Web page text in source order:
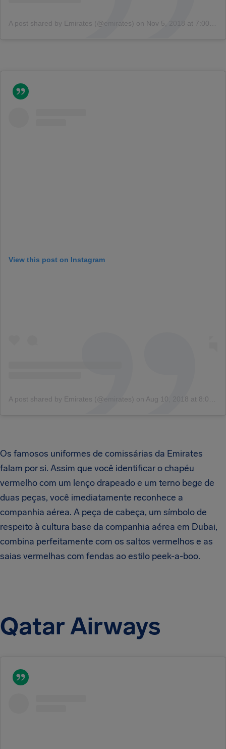
A post shared by Emirates (@emirates) on Nov 5, 2018 at 7:00am PST
View this post on Instagram
A post shared by Emirates (@emirates) on Aug 10, 2018 at 8:08am PDT
Os famosos uniformes de comissárias da Emirates
falam por si. Assim que você identificar o chapéu
vermelho com um lenço drapeado e um terno bege de
duas peças, você imediatamente reconhece a
companhia aérea. A peça de cabeça, um símbolo de
respeito à cultura base da companhia aérea em Dubai,
combina perfeitamente com os saltos vermelhos e as
saias vermelhas com fendas ao estilo peek-a-boo.
Qatar Airways